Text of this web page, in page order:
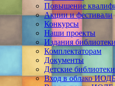
Повышение
Акции и фестивали
Конкурсы
Наши проекты
Издания библиотеки
Комплектаторам
Документы
Детские
Вход в облако